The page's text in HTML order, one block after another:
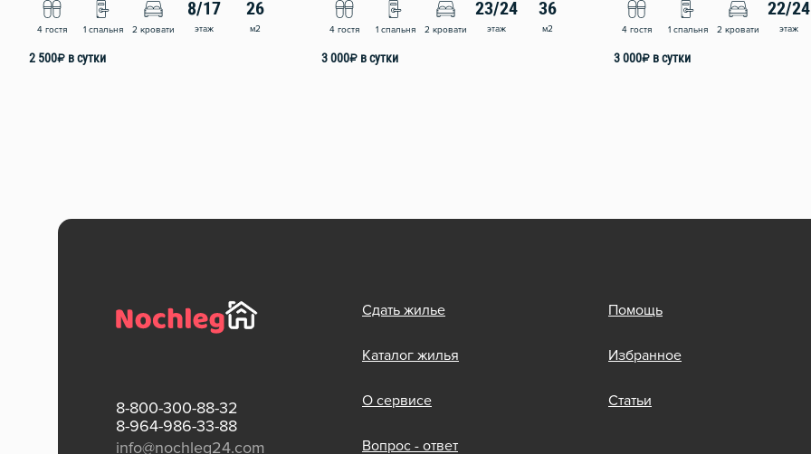
4 гостя 1 спальня 2 кровати
8/17
этаж
26
м2
2 500₽ в сутки
4 гостя 1 спальня 2 кровати
23/24
этаж
36
м2
3 000₽ в сутки
4 гостя 1 спальня 2 кровати
22/24
этаж
3 000₽ в сутки
8-800-300-88-32
8-964-986-33-88
info@nochleg24.com
Сдать жилье
Каталог жилья
О сервисе
Вопрос - ответ
Помощь
Избранное
Статьи